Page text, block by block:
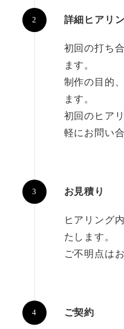
詳細ヒアリ
初回の打ち
ます。
制作の目的
ます。
初回のヒア
軽にお問い
お見積り
ヒアリング
たします。
ご不明点は
ご契約